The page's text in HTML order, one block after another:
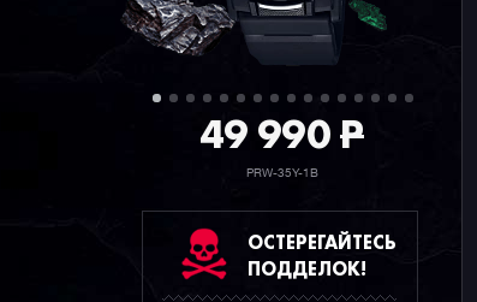
49 990P
PRW-35Y-1B
ОСТЕРЕГАЙТЕСЬ
ПОДДЕЛОК!